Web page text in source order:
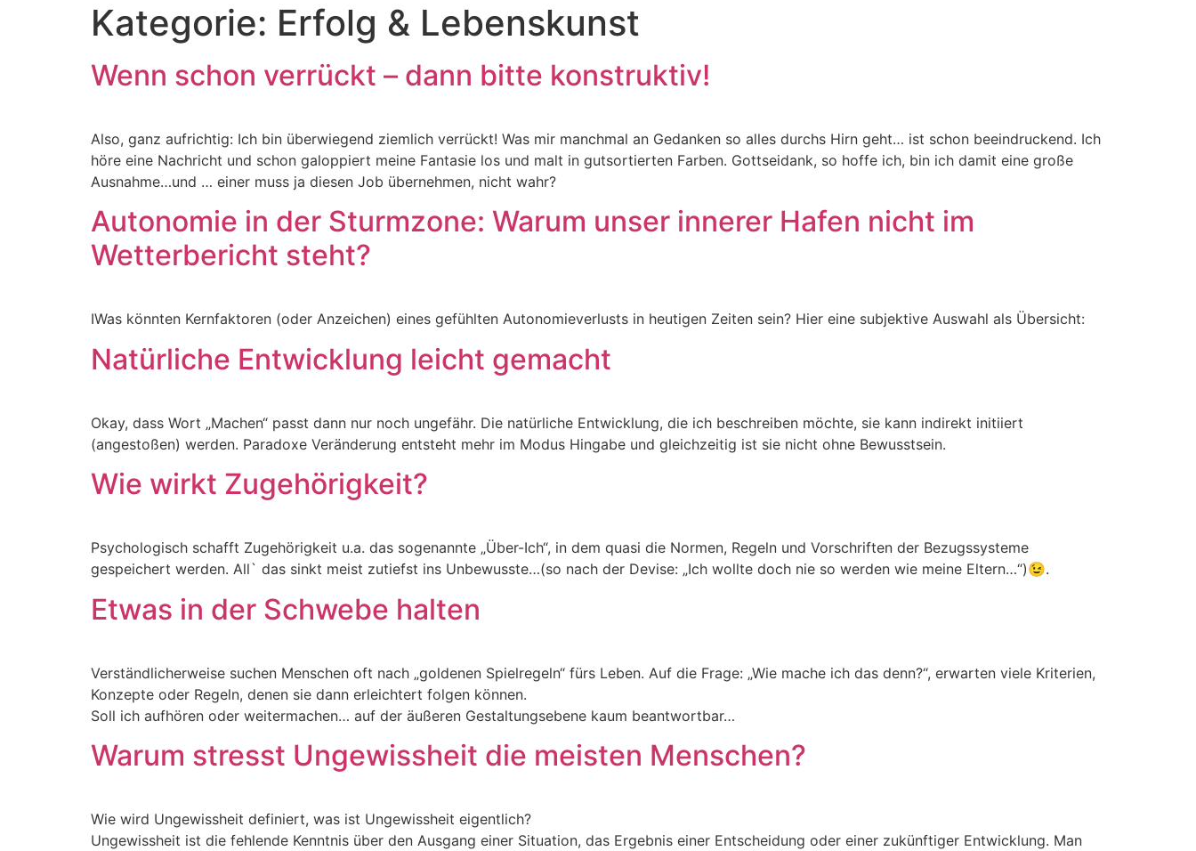
Kategorie: Erfolg & Lebenskunst
Wenn schon verrückt – dann bitte konstruktiv!
Also, ganz aufrichtig: Ich bin überwiegend ziemlich verrückt! Was mir manchmal an Gedanken so alles durchs Hirn geht… ist schon beeindruckend. Ich
höre eine Nachricht und schon galoppiert meine Fantasie los und malt in gutsortierten Farben. Gottseidank, so hoffe ich, bin ich damit eine große
Ausnahme…und … einer muss ja diesen Job übernehmen, nicht wahr?
Autonomie in der Sturmzone: Warum unser innerer Hafen nicht im
Wetterbericht steht?
IWas könnten Kernfaktoren (oder Anzeichen) eines gefühlten Autonomieverlusts in heutigen Zeiten sein? Hier eine subjektive Auswahl als Übersicht:
Natürliche Entwicklung leicht gemacht
Okay, dass Wort „Machen“ passt dann nur noch ungefähr. Die natürliche Entwicklung, die ich beschreiben möchte, sie kann indirekt initiiert
(angestoßen) werden. Paradoxe Veränderung entsteht mehr im Modus Hingabe und gleichzeitig ist sie nicht ohne Bewusstsein.
Wie wirkt Zugehörigkeit?
Psychologisch schafft Zugehörigkeit u.a. das sogenannte „Über-Ich“, in dem quasi die Normen, Regeln und Vorschriften der Bezugssysteme
gespeichert werden. All` das sinkt meist zutiefst ins Unbewusste…(so nach der Devise: „Ich wollte doch nie so werden wie meine Eltern…“)😉.
Etwas in der Schwebe halten
Verständlicherweise suchen Menschen oft nach „goldenen Spielregeln“ fürs Leben. Auf die Frage: „Wie mache ich das denn?“, erwarten viele Kriterien,
Konzepte oder Regeln, denen sie dann erleichtert folgen können.
Soll ich aufhören oder weitermachen… auf der äußeren Gestaltungsebene kaum beantwortbar…
Warum stresst Ungewissheit die meisten Menschen?
Wie wird Ungewissheit definiert, was ist Ungewissheit eigentlich?
Ungewissheit ist die fehlende Kenntnis über den Ausgang einer Situation, das Ergebnis einer Entscheidung oder einer zukünftiger Entwicklung. Man